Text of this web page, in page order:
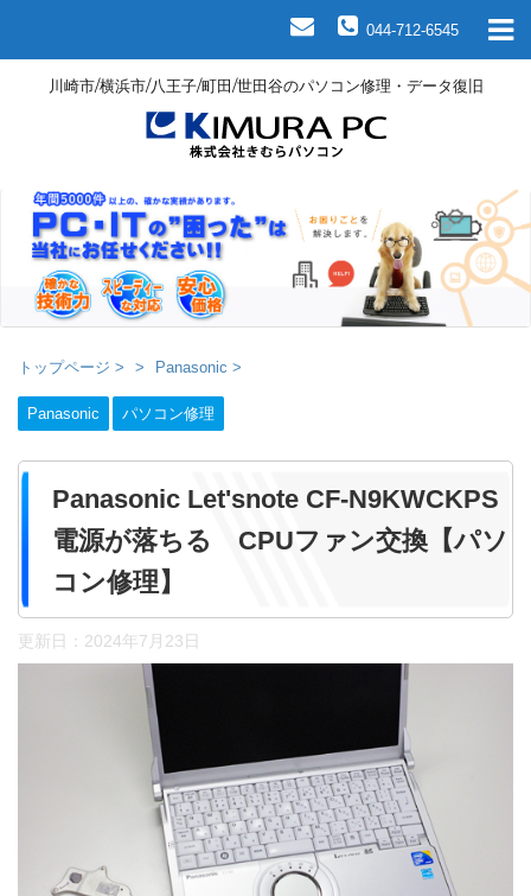
044-712-6545
川崎市/横浜市/八王子/町田/世田谷のパソコン修理・データ復旧
トップページ > Panasonic >
Panasonic パソコン修理
Panasonic Let'snote CF-N9KWCKPS
電源が落ちる CPUファン交換【パソ
コン修理】
更新日： 2024年7月23日